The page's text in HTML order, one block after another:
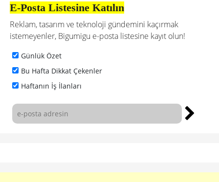
E-Posta Listesine Katılın
Reklam, tasarım ve teknoloji gündemini kaçırmak
istemeyenler, Bigumigu e-posta listesine kayıt olun!
Günlük Özet
Bu Hafta Dikkat Çekenler
Haftanın İş İlanları